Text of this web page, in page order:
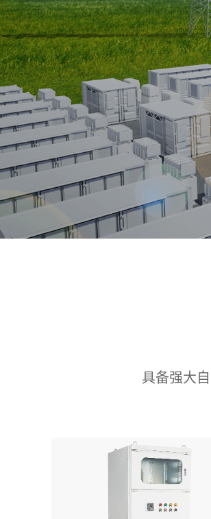
具备强大